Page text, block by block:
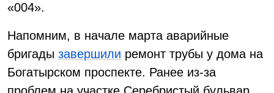
«004».
Напомним, в начале марта аварийные
бригады завершили ремонт трубы у дома на
Богатырском проспекте. Ранее из-за